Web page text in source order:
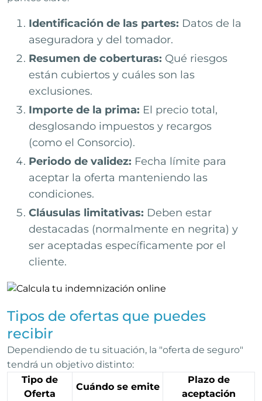
Identificación de las partes: Datos de la
aseguradora y del tomador.
Resumen de coberturas: Qué riesgos
están cubiertos y cuáles son las
exclusiones.
Importe de la prima: El precio total,
desglosando impuestos y recargos
(como el Consorcio).
Periodo de validez: Fecha límite para
aceptar la oferta manteniendo las
condiciones.
Cláusulas limitativas: Deben estar
destacadas (normalmente en negrita) y
ser aceptadas específicamente por el
cliente.
Tipos de ofertas que puedes
recibir
Dependiendo de tu situación, la "oferta de seguro"
tendrá un objetivo distinto:
Tipo de
Oferta
Cuándo se emite
Plazo de
aceptación